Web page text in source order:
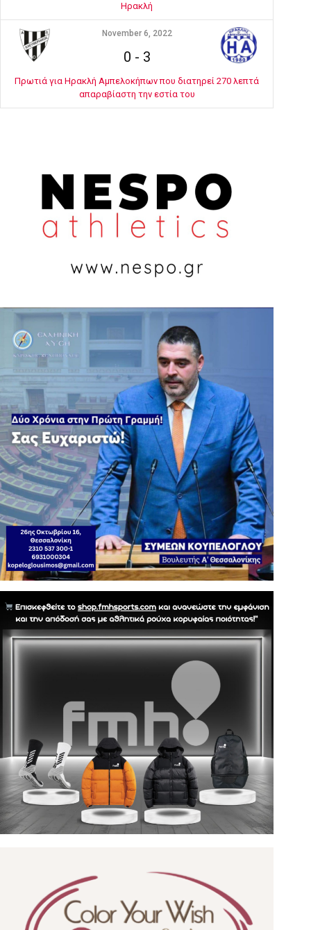
Ηρακλή
November 6, 2022
0 - 3
Πρωτιά για Ηρακλή Αμπελοκήπων που διατηρεί 270 λεπτά
απαραβίαστη την εστία του